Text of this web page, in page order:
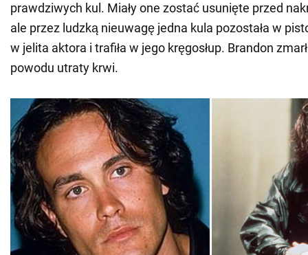
prawdziwych kul. Miały one zostać usunięte przed
ale przez ludzką nieuwagę jedna kula pozostała w
w jelita aktora i trafiła w jego kręgosłup. Brandon
powodu utraty krwi.